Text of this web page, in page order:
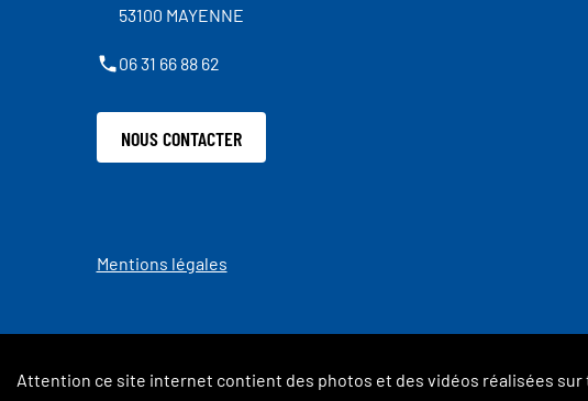
53100 MAYENNE
06 31 66 88 62
NOUS CONTACTER
Mentions légales
Attention ce site internet contient des photos et des vidéos réalisées